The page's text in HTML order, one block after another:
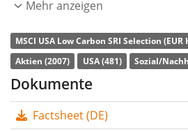
Berücksichtigt werden lediglich
den Bereichen Umweltschutz,
und Unternehmensführung (ESG)
Währungsgesichert in Euro (EUR).
Die TER(Gesamtkostenquote) des
Mehr anzeigen
MSCI USA Low Carbon SRI Selection (EUR
Aktien (2007)
USA (481) Sozial/
Dokumente
Factsheet (DE)